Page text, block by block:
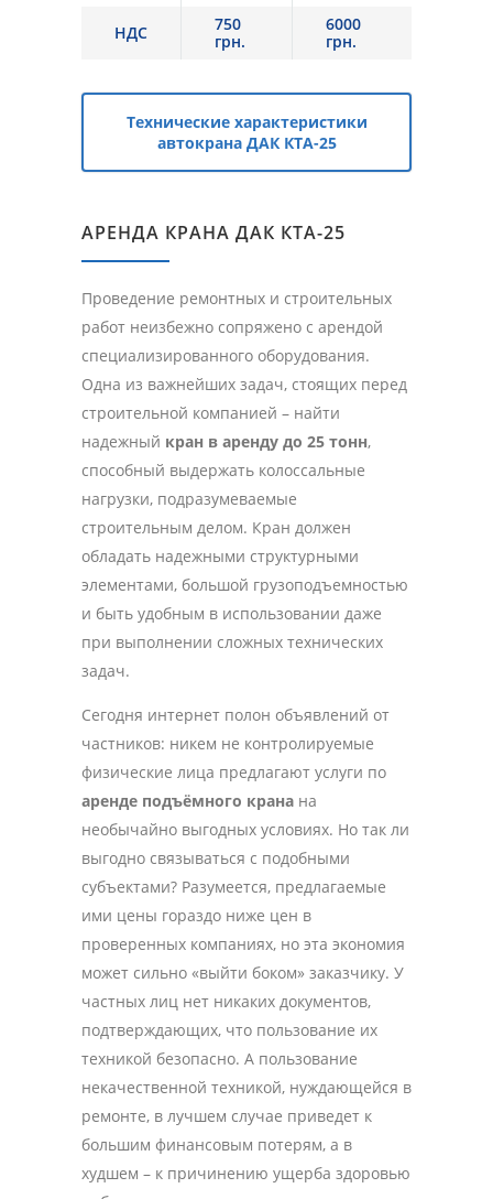
НДС
750
грн.
6000
грн.
Технические характеристики
автокрана ДАК КТА-25
АРЕНДА КРАНА ДАК КТА-25
Проведение ремонтных и строительных
работ неизбежно сопряжено с арендой
специализированного оборудования.
Одна из важнейших задач, стоящих перед
строительной компанией – найти
надежный кран в аренду до 25 тонн,
способный выдержать колоссальные
нагрузки, подразумеваемые
строительным делом. Кран должен
обладать надежными структурными
элементами, большой грузоподъемностью
и быть удобным в использовании даже
при выполнении сложных технических
задач.
Сегодня интернет полон объявлений от
частников: никем не контролируемые
физические лица предлагают услуги по
аренде подъёмного крана на
необычайно выгодных условиях. Но так ли
выгодно связываться с подобными
субъектами? Разумеется, предлагаемые
ими цены гораздо ниже цен в
проверенных компаниях, но эта экономия
может сильно «выйти боком» заказчику. У
частных лиц нет никаких документов,
подтверждающих, что пользование их
техникой безопасно. А пользование
некачественной техникой, нуждающейся в
ремонте, в лучшем случае приведет к
большим финансовым потерям, а в
худшем – к причинению ущерба здоровью